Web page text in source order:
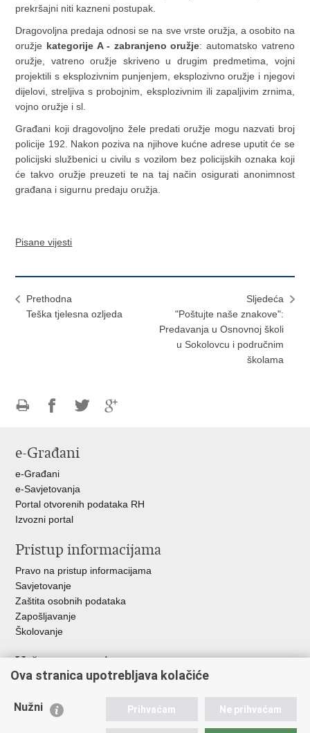
prekršajni niti kazneni postupak.
Dragovoljna predaja odnosi se na sve vrste oružja, a osobito na
oružje kategorije A - zabranjeno oružje: automatsko vatreno
oružje, vatreno oružje skriveno u drugim predmetima, vojni
projektili s eksplozivnim punjenjem, eksplozivno oružje i njegovi
dijelovi, streljiva s probojnim, eksplozivnim ili zapaljivim zrnima,
vojno oružje i sl.
Građani koji dragovoljno žele predati oružje mogu nazvati broj
policije 192. Nakon poziva na njihove kućne adrese uputit će se
policijski službenici u civilu s vozilom bez policijskih oznaka koji
će takvo oružje preuzeti te na taj način osigurati anonimnost
građana i sigurnu predaju oružja.
Pisane vijesti
Prethodna
Teška tjelesna ozljeda
Sljedeća
"Poštujte naše znakove":
Predavanja u Osnovnoj školi
u Sokolovcu i područnim
školama
FacebookuTwitteru
e-Građani
e-Građani
e-Savjetovanja
Portal otvorenih podataka RH
Izvozni portal
Pristup informacijama
Pravo na pristup informacijama
Savjetovanje
Zaštita osobnih podataka
Zapošljavanje
Školovanje
Važne poveznice
Ministarstvo unutarnjih poslova
Udruge
Ova stranica upotrebljava kolačiće
Nužni Prihvaćam Ne prihvaćam